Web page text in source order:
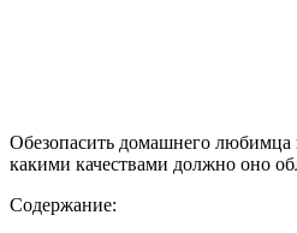
Обезопасить домашнего любимца
какими качествами должно оно
Содержание: